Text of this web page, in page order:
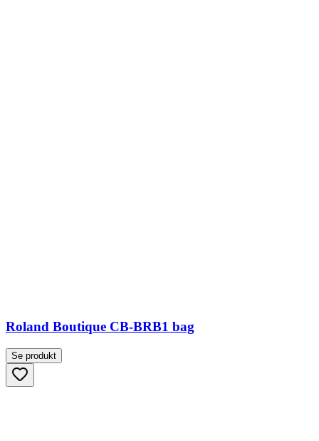
Roland Boutique CB-BRB1 bag
Se produkt